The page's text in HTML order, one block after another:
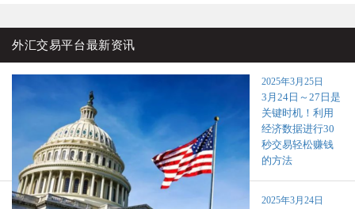
外汇交易平台最新资讯
2025年3月25日
3月24日～27日是
关键时机！利用
经济数据进行30
秒交易轻松赚钱
的方法
2025年3月24日